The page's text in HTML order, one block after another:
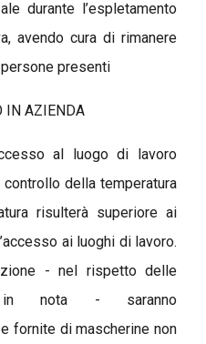
durante l’espletamento
avendo cura di rimanere
presenti
IN AZIENDA
al luogo di lavoro
della temperatura
risulterà superiore ai
ai luoghi di lavoro.
- nel rispetto delle
in nota - saranno
fornite di mascherine non